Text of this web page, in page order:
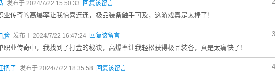
发布于 2024/7/22 15:50:33 回复该留言
业传奇的高爆率让我惊喜连连，极品装备触手可及，这游戏真是太棒了！
3
脸 发布于 2024/7/22 16:47:24 回复该留言
职业传奇中，我找到了打金的秘诀，高爆率让我轻松获得极品装备，真是太痛快了！
4
把子 发布于 2024/7/22 18:35:58 回复该留言